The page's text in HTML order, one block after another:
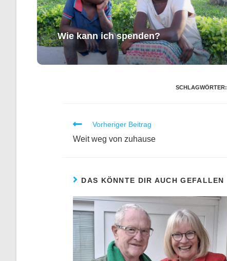
Wie kann ich spenden?
SCHLAGWÖRTER:
Vorheriger Beitrag
Weit weg von zuhause
DAS KÖNNTE DIR AUCH GEFALLEN